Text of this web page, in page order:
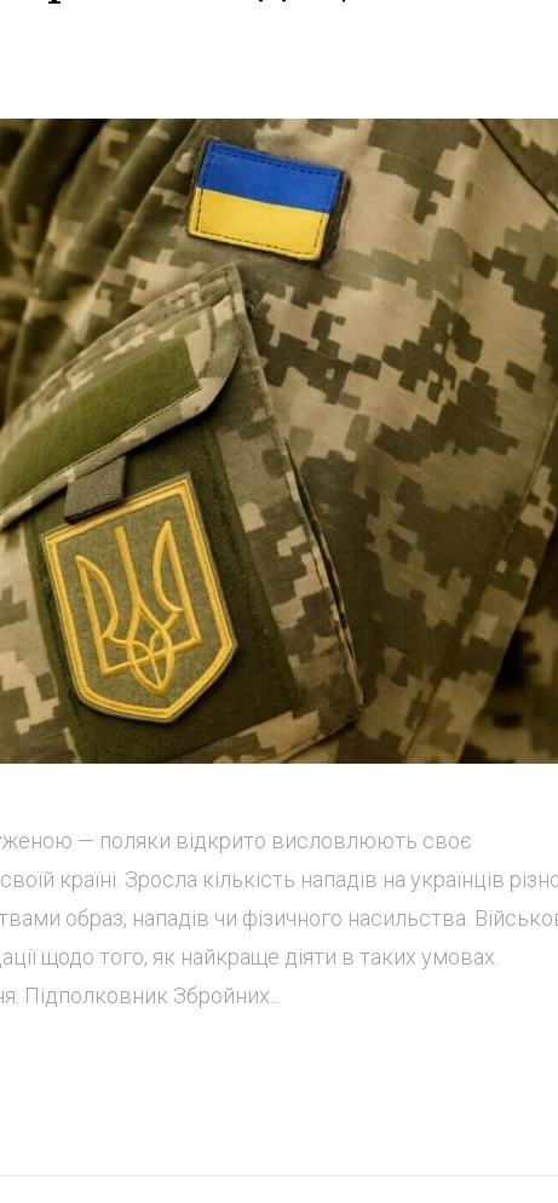
— поляки відкрито висловлюють своє
країні. Зросла кількість нападів на українців
образ, нападів чи фізичного насильства.
щодо того, як найкраще діяти в таких умовах.
Підполковник Збройних...